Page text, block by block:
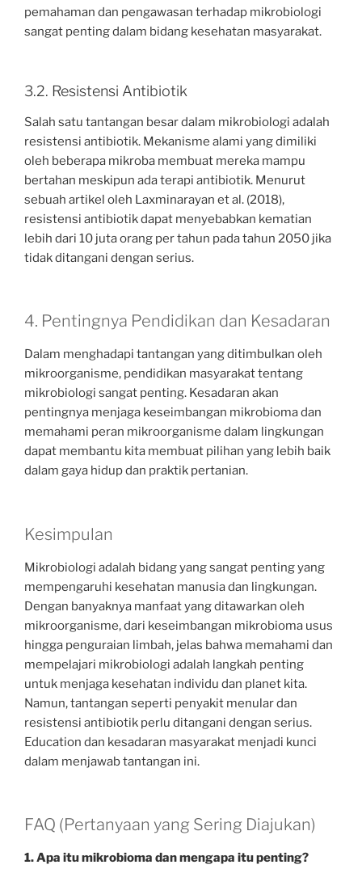
pemahaman dan pengawasan terhadap mikrobiologi
sangat penting dalam bidang kesehatan masyarakat.
3.2. Resistensi Antibiotik
Salah satu tantangan besar dalam mikrobiologi adalah
resistensi antibiotik. Mekanisme alami yang dimiliki
oleh beberapa mikroba membuat mereka mampu
bertahan meskipun ada terapi antibiotik. Menurut
sebuah artikel oleh Laxminarayan et al. (2018),
resistensi antibiotik dapat menyebabkan kematian
lebih dari 10 juta orang per tahun pada tahun 2050 jika
tidak ditangani dengan serius.
4. Pentingnya Pendidikan dan Kesadaran
Dalam menghadapi tantangan yang ditimbulkan oleh
mikroorganisme, pendidikan masyarakat tentang
mikrobiologi sangat penting. Kesadaran akan
pentingnya menjaga keseimbangan mikrobioma dan
memahami peran mikroorganisme dalam lingkungan
dapat membantu kita membuat pilihan yang lebih baik
dalam gaya hidup dan praktik pertanian.
Kesimpulan
Mikrobiologi adalah bidang yang sangat penting yang
mempengaruhi kesehatan manusia dan lingkungan.
Dengan banyaknya manfaat yang ditawarkan oleh
mikroorganisme, dari keseimbangan mikrobioma usus
hingga penguraian limbah, jelas bahwa memahami dan
mempelajari mikrobiologi adalah langkah penting
untuk menjaga kesehatan individu dan planet kita.
Namun, tantangan seperti penyakit menular dan
resistensi antibiotik perlu ditangani dengan serius.
Education dan kesadaran masyarakat menjadi kunci
dalam menjawab tantangan ini.
FAQ (Pertanyaan yang Sering Diajukan)
1. Apa itu mikrobioma dan mengapa itu penting?